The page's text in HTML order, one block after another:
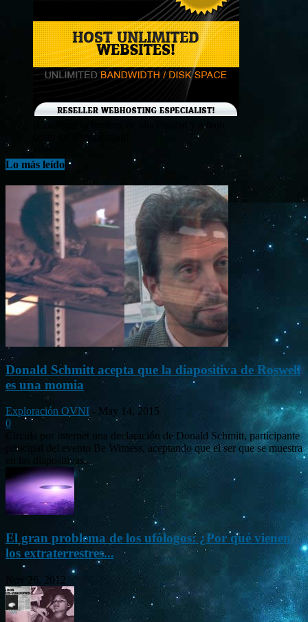
¡Consigue tu hosting de alta calidad y a bajo
costo en Banahosting!
Lo más leído
Donald Schmitt acepta que la diapositiva de Roswell
es una momia
Exploración OVNI - May 14, 2015
0
Circula por internet una declaración de Donald Schmitt, participante
principal del evento Be Witness, aceptando que el ser que se muestra
en las diapositivas...
El gran problema de los ufólogos: ¿Por qué vienen
los extraterrestres...
Nov 26, 2012